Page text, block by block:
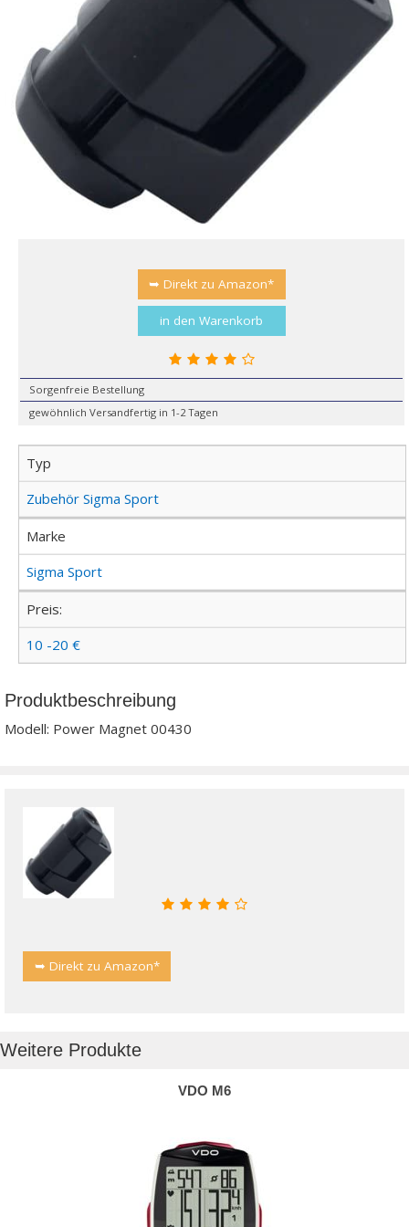
➥ Direkt zu Amazon*
in den Warenkorb
Sorgenfreie Bestellung
gewöhnlich Versandfertig in 1-2 Tagen
Typ
Zubehör Sigma Sport
Marke
Sigma Sport
Preis:
10 -20 €
Produktbeschreibung
Modell: Power Magnet 00430
➥ Direkt zu Amazon*
Weitere Produkte
VDO M6